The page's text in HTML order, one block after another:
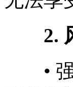
2.
• 强